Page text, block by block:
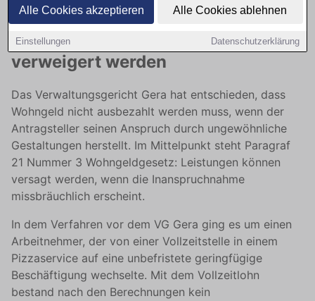
Alle Cookies akzeptieren Alle Cookies ablehnen
Einstellungen Datenschutzerklärung
Wohngeld kann bei künstlich
hergestelltem Anspruch
verweigert werden
Das Verwaltungsgericht Gera hat entschieden, dass
Wohngeld nicht ausbezahlt werden muss, wenn der
Antragsteller seinen Anspruch durch ungewöhnliche
Gestaltungen herstellt. Im Mittelpunkt steht Paragraf
21 Nummer 3 Wohngeldgesetz: Leistungen können
versagt werden, wenn die Inanspruchnahme
missbräuchlich erscheint.
In dem Verfahren vor dem VG Gera ging es um einen
Arbeitnehmer, der von einer Vollzeitstelle in einem
Pizzaservice auf eine unbefristete geringfügige
Beschäftigung wechselte. Mit dem Vollzeitlohn
bestand nach den Berechnungen kein